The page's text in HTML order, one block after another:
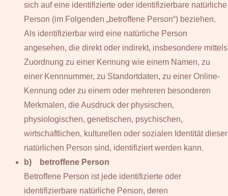
sich auf eine identifizierte oder identifizierbare natürliche
Person (im Folgenden „betroffene Person“) beziehen.
Als identifizierbar wird eine natürliche Person
angesehen, die direkt oder indirekt, insbesondere mittels
Zuordnung zu einer Kennung wie einem Namen, zu
einer Kennnummer, zu Standortdaten, zu einer Online-
Kennung oder zu einem oder mehreren besonderen
Merkmalen, die Ausdruck der physischen,
physiologischen, genetischen, psychischen,
wirtschaftlichen, kulturellen oder sozialen Identität dieser
natürlichen Person sind, identifiziert werden kann.
b) betroffene Person
Betroffene Person ist jede identifizierte oder
identifizierbare natürliche Person, deren